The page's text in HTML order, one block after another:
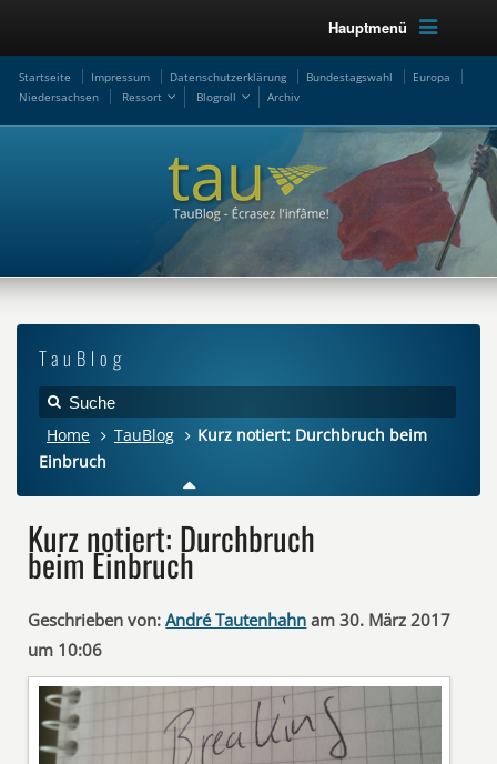
Hauptmenü
Startseite Impressum Datenschutzerklärung Bundestagswahl
Europa
Niedersachsen
Ressort Blogroll Archiv
TauBlog
Home TauBlog
Kurz notiert: Durchbruch beim
Einbruch
Kurz notiert: Durchbruch
beim Einbruch
Geschrieben von: André Tautenhahn am 30. März 2017
um 10:06